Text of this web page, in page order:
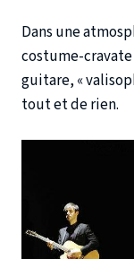
Dans une
costume-
guitare, «
tout et de rien.